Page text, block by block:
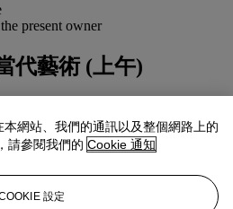
present owner
代藝術 (上午)
網站、我們的通訊以及整個網路上的
請參閱我們的 Cookie 通知
設定